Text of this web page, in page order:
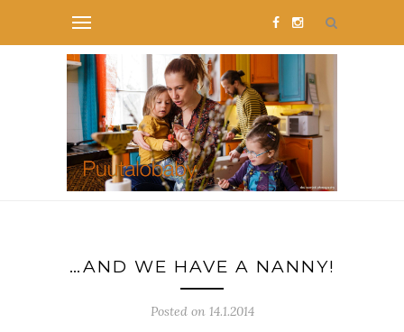
…AND WE HAVE A NANNY!
Posted on 14.1.2014